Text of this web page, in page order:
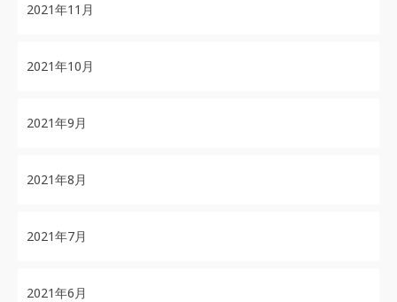
2021年11月
2021年10月
2021年9月
2021年8月
2021年7月
2021年6月